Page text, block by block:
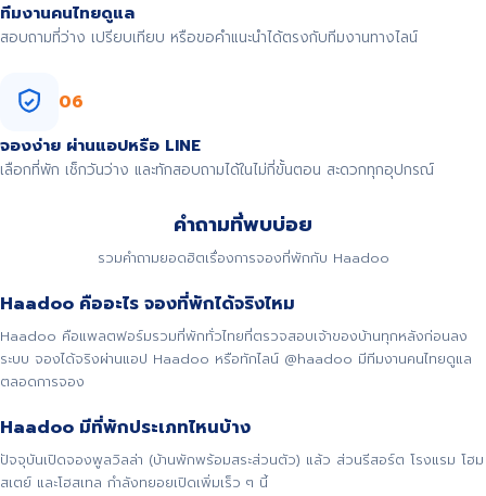
ทีมงานคนไทยดูแล
สอบถามที่ว่าง เปรียบเทียบ หรือขอคำแนะนำได้ตรงกับทีมงานทางไลน์
06
จองง่าย ผ่านแอปหรือ LINE
เลือกที่พัก เช็กวันว่าง และทักสอบถามได้ในไม่กี่ขั้นตอน สะดวกทุกอุปกรณ์
คำถามที่พบบ่อย
รวมคำถามยอดฮิตเรื่องการจองที่พักกับ Haadoo
Haadoo คืออะไร จองที่พักได้จริงไหม
Haadoo คือแพลตฟอร์มรวมที่พักทั่วไทยที่ตรวจสอบเจ้าของบ้านทุกหลังก่อนลง
ระบบ จองได้จริงผ่านแอป Haadoo หรือทักไลน์ @haadoo มีทีมงานคนไทยดูแล
ตลอดการจอง
Haadoo มีที่พักประเภทไหนบ้าง
ปัจจุบันเปิดจองพูลวิลล่า (บ้านพักพร้อมสระส่วนตัว) แล้ว ส่วนรีสอร์ต โรงแรม โฮม
สเตย์ และโฮสเทล กำลังทยอยเปิดเพิ่มเร็ว ๆ นี้